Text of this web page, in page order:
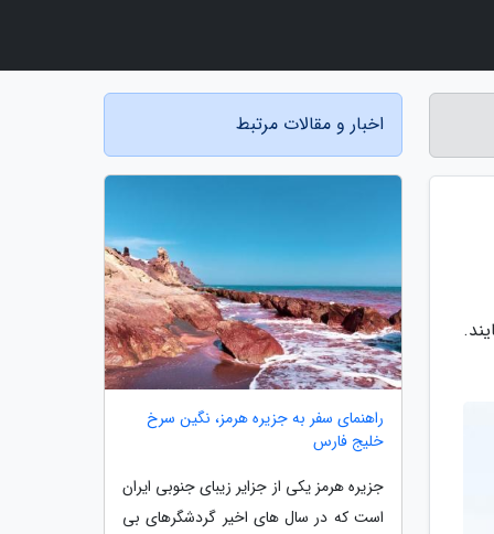
اخبار و مقالات مرتبط
راهنمای سفر به جزیره هرمز، نگین سرخ
خلیج فارس
جزیره هرمز یکی از جزایر زیبای جنوبی ایران
است که در سال های اخیر گردشگرهای بی